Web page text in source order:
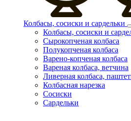
Колбасы, сосиски и сардельки
Колбасы, сосиски и
Сырокопченая колбаса
Полукопченая колбаса
Варено-копченая колбаса
Вареная колбаса, ветчина
Ливерная колбаса,
Колбасная нарезка
Сосиски
Сардельки